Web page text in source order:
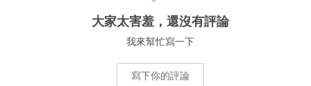
大家太害羞，還沒有評論
我來幫忙寫一下
寫下你的評論